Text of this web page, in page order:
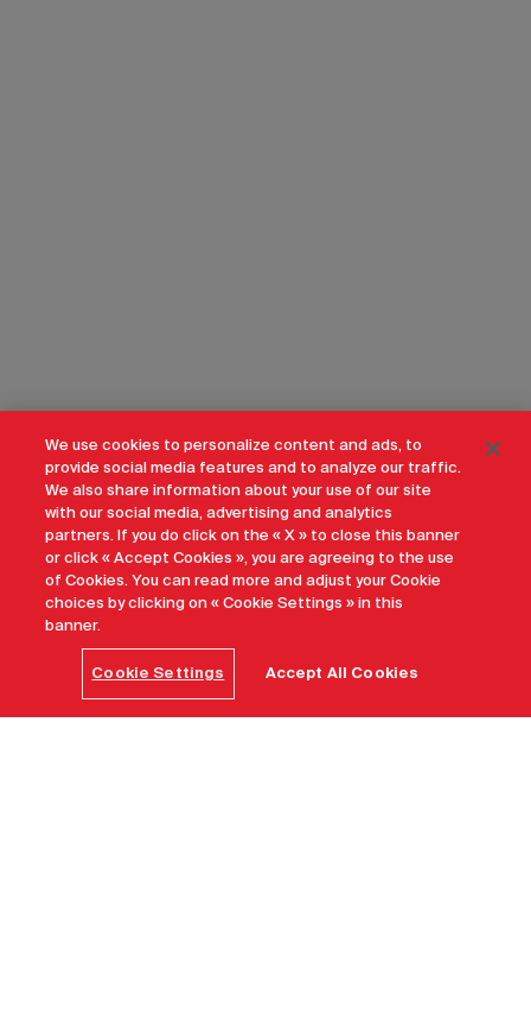
We use cookies to personalize content and ads, to
provide social media features and to analyze our traffic.
We also share information about your use of our site
with our social media, advertising and analytics
partners. If you do click on the « X » to close this banner
or click « Accept Cookies », you are agreeing to the use
of Cookies. You can read more and adjust your Cookie
choices by clicking on « Cookie Settings » in this
banner.
Cookie Settings Accept All Cookies